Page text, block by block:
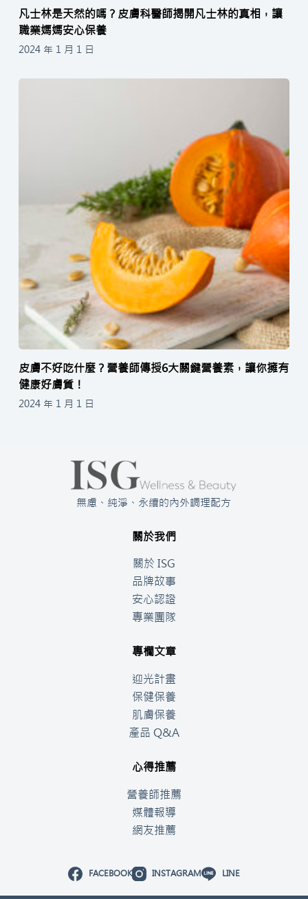
凡士林是天然的嗎？皮膚科醫師揭開凡士林的真相，讓
職業媽媽安心保養
2024 年 1 月 1 日
皮膚不好吃什麼？營養師傳授6大關鍵營養素，讓你擁有
健康好膚質！
2024 年 1 月 1 日
無慮、純淨、永續的內外調理配方
關於我們
關於 ISG
品牌故事
安心認證
專業團隊
專欄文章
迎光計畫
保健保養
肌膚保養
產品 Q&A
心得推薦
營養師推薦
媒體報導
網友推薦
FACEBOOK INSTAGRAM LINE